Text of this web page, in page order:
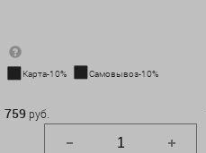
Карта-10% Самовывоз-10%
759 руб.